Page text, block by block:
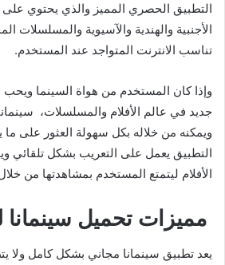
التطبيق الحصري المميز والذي يحتوي على
الأجنبية والهندية والآسيوية والمسلسلات
تناسب الانترنت المتواجد عند المستخدم.
وإذا كان المستخدم من هواة السينما ويحب
جديد في عالم الأفلام والمسلسلات،
ويمكنه من خلاله بكل سهولة العثور على ما
التطبيق يعمل على التعريب بشكل تلقائي
الأفلام ليتمتع المستخدم بمشاهدتها من
مميزات تحميل سينمانا
يعد تطبيق سينمانا مجاني بشكل كامل ولا